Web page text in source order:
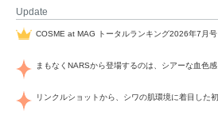
Update
COSME at MAG トータルランキング2026年7月号